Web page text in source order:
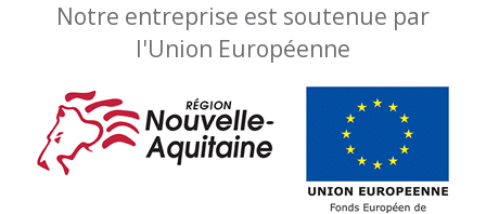
Notre entreprise est soutenue par
l'Union Européenne